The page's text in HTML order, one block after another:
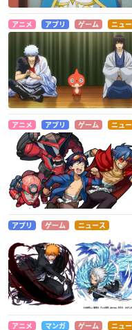
アニメ アプリ ゲーム ニュ
アニメ アプリ ゲーム ニュ
アプリ ゲーム ニュース
アニメ マンガ ゲーム ニュ